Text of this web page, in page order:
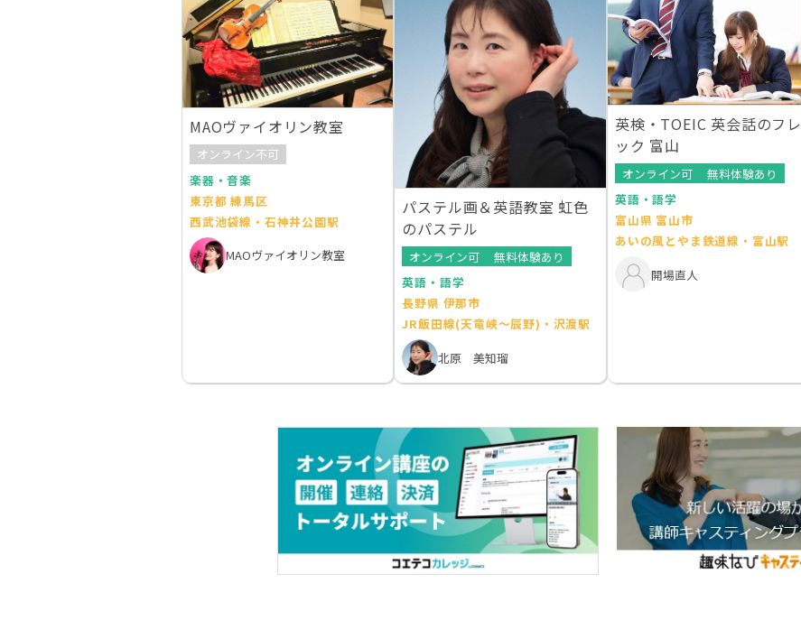
MAOヴァイオリン教室
オンライン不可
楽器・音楽
東京都 練馬区
西武池袋線・石神井公園駅
MAOヴァイオリン教室
パステル画＆英語教室 虹色
のパステル
オンライン可
無料体験あり
英語・語学
長野県 伊那市
JR飯田線(天竜峡～辰野)・沢渡駅
北原 美知瑠
英検・TOEIC 英会話のフレ
ック 富山
オンライン可
無料体験あり
英語・語学
富山県 富山市
あいの風とやま鉄道線・富山駅
開場直人